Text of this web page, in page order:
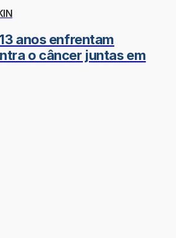
anos enfrentam
o câncer juntas em